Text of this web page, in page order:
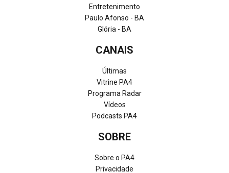
Entretenimento
Paulo Afonso - BA
Glória - BA
CANAIS
Últimas
Vitrine PA4
Programa Radar
Vídeos
Podcasts PA4
SOBRE
Sobre o PA4
Privacidade